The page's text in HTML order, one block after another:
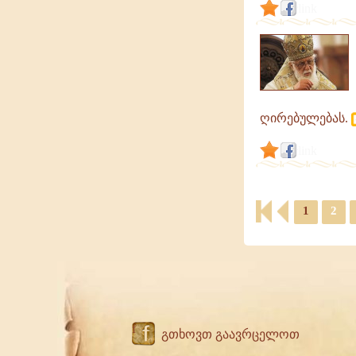
ღირებულებას.
1 2
f გთხოვთ გაავრცელოთ